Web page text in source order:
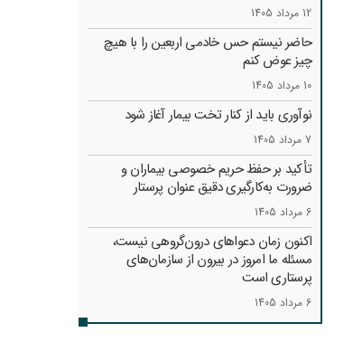
12 مرداد 1405
حاضر نیستم حس خادمی اربعین را با هیچ
چیز عوض کنم
10 مرداد 1405
نوآوری باید از کنار تخت بیمار آغاز شود
7 مرداد 1405
تأکید بر حفظ حریم خصوصی بیماران و
ضرورت به‌کارگیری دقیق عنوان پرستار
6 مرداد 1405
اکنون زمان دعواهای درون‌گروهی نیست،
مسئله ما امروز در بیرون از سازمان‌های
پرستاری است
6 مرداد 1405